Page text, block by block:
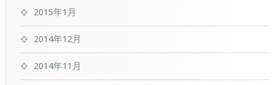
2015年1月
2014年12月
2014年11月